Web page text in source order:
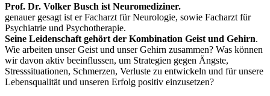
Prof. Dr. Volker Busch ist Neuromediziner.
genauer gesagt ist er Facharzt für Neurologie, sowie Facharzt für
Psychiatrie und Psychotherapie.
Seine Leidenschaft gehört der Kombination Geist und Gehirn.
Wie arbeiten unser Geist und unser Gehirn zusammen? Was können
wir davon aktiv beeinflussen, um Strategien gegen Ängste,
Stresssituationen, Schmerzen, Verluste zu entwickeln und für unsere
Lebensqualität und unseren Erfolg positiv einzusetzen?